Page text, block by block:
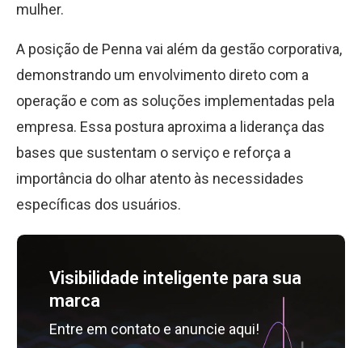
mulher.
A posição de Penna vai além da gestão corporativa,
demonstrando um envolvimento direto com a
operação e com as soluções implementadas pela
empresa. Essa postura aproxima a liderança das
bases que sustentam o serviço e reforça a
importância do olhar atento às necessidades
específicas dos usuários.
Visibilidade inteligente para sua
marca
Entre em contato e anuncie aqui!